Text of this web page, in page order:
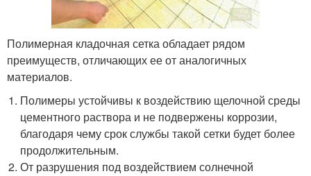
Полимерная кладочная сетка обладает рядом
преимуществ, отличающих ее от аналогичных
материалов.
Полимеры устойчивы к воздействию щелочной среды
цементного раствора и не подвержены коррозии,
благодаря чему срок службы такой сетки будет более
продолжительным.
От разрушения под воздействием солнечной